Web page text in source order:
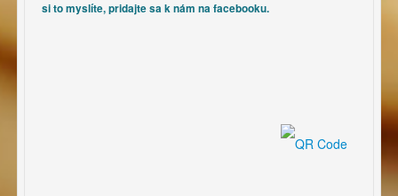
si to myslíte, pridajte sa k nám na facebooku.